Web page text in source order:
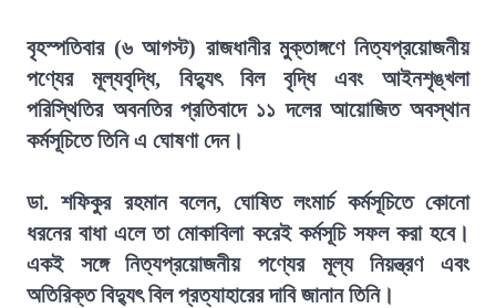
বৃহস্পতিবার (৬ আগস্ট) রাজধানীর মুক্তাঙ্গণে নিত্যপ্রয়োজনীয়
পণ্যের মূল্যবৃদ্ধি, বিদ্যুৎ বিল বৃদ্ধি এবং আইনশৃঙ্খলা
পরিস্থিতির অবনতির প্রতিবাদে ১১ দলের আয়োজিত অবস্থান
কর্মসূচিতে তিনি এ ঘোষণা দেন।
ডা. শফিকুর রহমান বলেন, ঘোষিত লংমার্চ কর্মসূচিতে কোনো
ধরনের বাধা এলে তা মোকাবিলা করেই কর্মসূচি সফল করা হবে।
একই সঙ্গে নিত্যপ্রয়োজনীয় পণ্যের মূল্য নিয়ন্ত্রণ এবং
অতিরিক্ত বিদ্যুৎ বিল প্রত্যাহারের দাবি জানান তিনি।